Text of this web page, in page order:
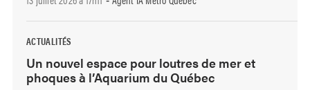
ACTUALITÉS
Un nouvel espace pour loutres de mer et
phoques à l’Aquarium du Québec